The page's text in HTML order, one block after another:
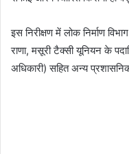
इस निरीक्षण में लोक निर्माण
राणा, मसूरी टैक्सी यूनियन के
अधिकारी) सहित अन्य